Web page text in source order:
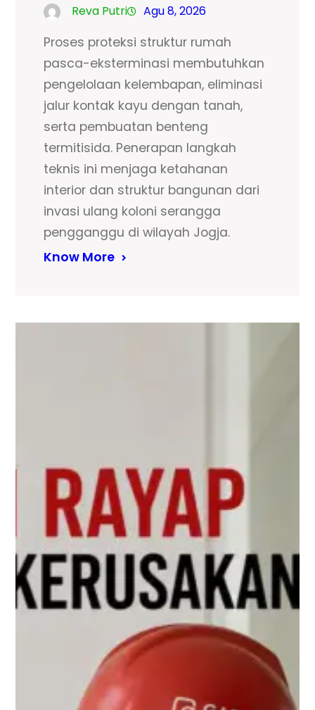
Reva Putri Agu 8, 2026
Proses proteksi struktur rumah
pasca-eksterminasi membutuhkan
pengelolaan kelembapan, eliminasi
jalur kontak kayu dengan tanah,
serta pembuatan benteng
termitisida. Penerapan langkah
teknis ini menjaga ketahanan
interior dan struktur bangunan dari
invasi ulang koloni serangga
pengganggu di wilayah Jogja.
Know More